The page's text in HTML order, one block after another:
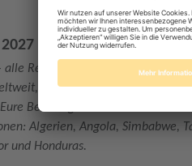
Reisen und Termine ab sofort
über 30 davon neu, bei
Beratung ideal: alles ist direkt
Algerien, Angola, Simbabwe,
und Honduras.